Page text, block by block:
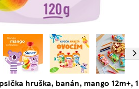
hruška, banán, mango 12m+,